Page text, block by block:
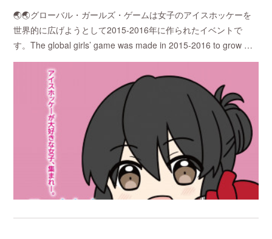
🌏🌏グローバル・ガールズ・ゲームは女子のアイスホッケーを
世界的に広げようとして2015-2016年に作られたイベントで
す。The global girls’ game was made in 2015-2016 to grow …